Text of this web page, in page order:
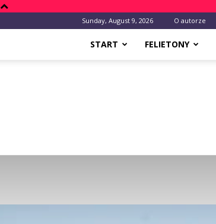
Sunday, August 9, 2026 O autorze
START FELIETONY